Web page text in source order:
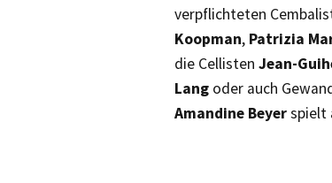
verpflichteten
Koopman, Patrizia
die Cellisten Jean-
Lang oder auch
Amandine Beyerspielt